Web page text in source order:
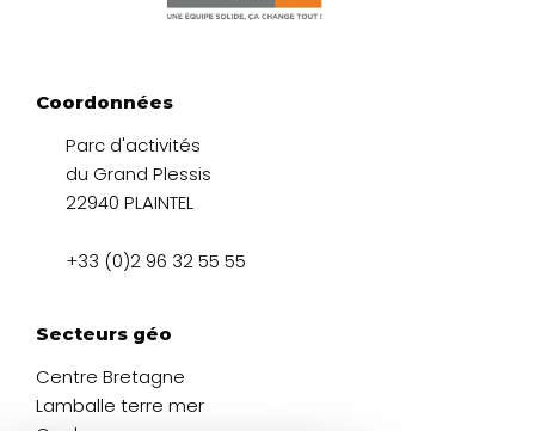
Coordonnées
Parc d'activités
du Grand Plessis
22940 PLAINTEL
+33 (0)2 96 32 55 55
Secteurs géo
Centre Bretagne
Lamballe terre mer